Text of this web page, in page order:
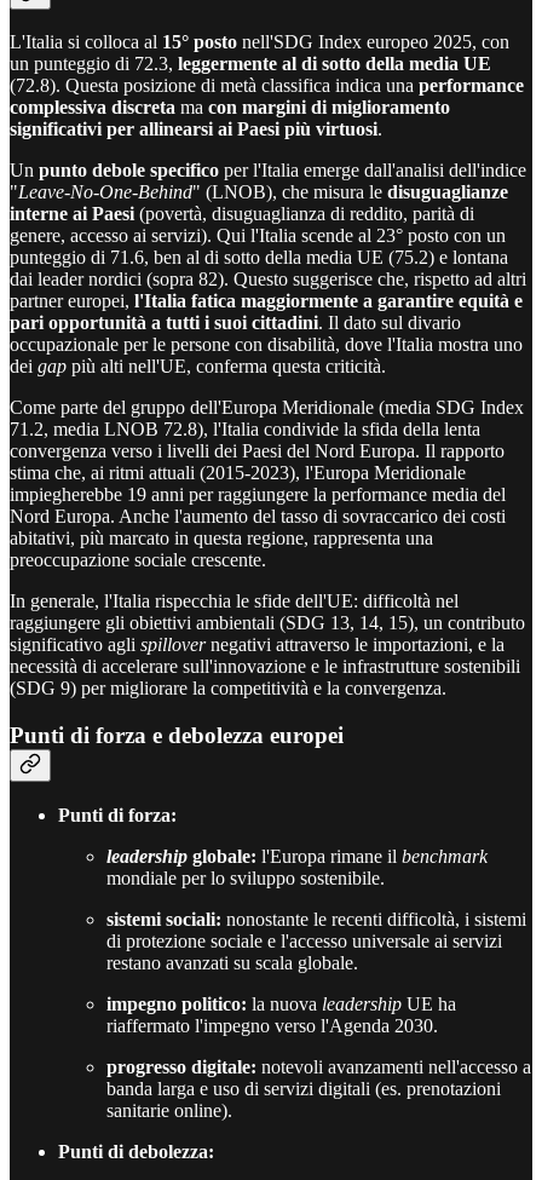
L'Italia si colloca al 15° posto nell'SDG Index europeo 2025, con
un punteggio di 72.3, leggermente al di sotto della media UE
(72.8). Questa posizione di metà classifica indica una performance
complessiva discreta ma con margini di miglioramento
significativi per allinearsi ai Paesi più virtuosi.
Un punto debole specifico per l'Italia emerge dall'analisi dell'indice
"Leave-No-One-Behind" (LNOB), che misura le disuguaglianze
interne ai Paesi(povertà, disuguaglianza di reddito, parità di
genere, accesso ai servizi). Qui l'Italia scende al 23° posto con un
punteggio di 71.6, ben al di sotto della media UE (75.2) e lontana
dai leader nordici (sopra 82). Questo suggerisce che, rispetto ad altri
partner europei, l'Italia fatica maggiormente a garantire equità e
pari opportunità a tutti i suoi cittadini. Il dato sul divario
occupazionale per le persone con disabilità, dove l'Italia mostra uno
dei gap più alti nell'UE, conferma questa criticità.
Come parte del gruppo dell'Europa Meridionale (media SDG Index
71.2, media LNOB 72.8), l'Italia condivide la sfida della lenta
convergenza verso i livelli dei Paesi del Nord Europa. Il rapporto
stima che, ai ritmi attuali (2015-2023), l'Europa Meridionale
impiegherebbe 19 anni per raggiungere la performance media del
Nord Europa. Anche l'aumento del tasso di sovraccarico dei costi
abitativi, più marcato in questa regione, rappresenta una
preoccupazione sociale crescente.
In generale, l'Italia rispecchia le sfide dell'UE: difficoltà nel
raggiungere gli obiettivi ambientali (SDG 13, 14, 15), un contributo
significativo agli spillovernegativi attraverso le importazioni, e la
necessità di accelerare sull'innovazione e le infrastrutture sostenibili
(SDG 9) per migliorare la competitività e la convergenza.
Punti di forza e debolezza europei
Punti di forza:
leadership globale: l'Europa rimane il benchmark
mondiale per lo sviluppo sostenibile.
sistemi sociali: nonostante le recenti difficoltà, i sistemi
di protezione sociale e l'accesso universale ai servizi
restano avanzati su scala globale.
impegno politico: la nuova leadership UE ha
riaffermato l'impegno verso l'Agenda 2030.
progresso digitale: notevoli avanzamenti nell'accesso a
banda larga e uso di servizi digitali (es. prenotazioni
sanitarie online).
Punti di debolezza: